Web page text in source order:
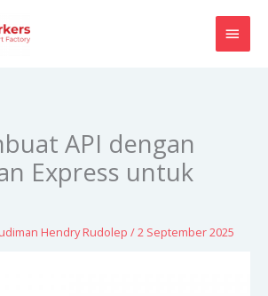
API dengan
Express untuk
Hendry Rudolep /2 September 2025